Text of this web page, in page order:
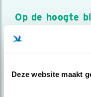
Deze website maakt
Op de hoogte
Meld je aan en
over vogels en